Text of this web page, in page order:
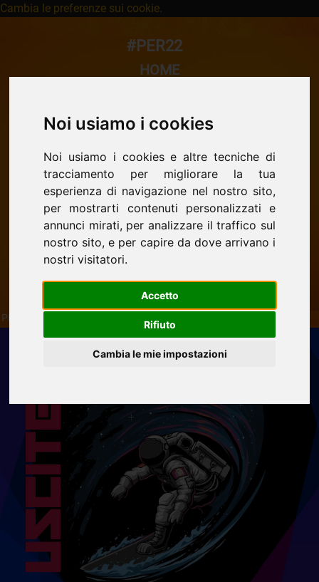
Noi usiamo i cookies
Noi usiamo i cookies e altre tecniche di
tracciamento per migliorare la tua
esperienza di navigazione nel nostro sito,
per mostrarti contenuti personalizzati e
annunci mirati, per analizzare il traffico sul
nostro sito, e per capire da dove arrivano i
nostri visitatori.
Accetto
Rifiuto
Cambia le mie impostazioni
Cambia le preferenze sui cookie.
#PER22
HOME
LA NOSTRA STORIA
ORATORIO
SCUOLA
CINEMA
CONTATTI
PROPOSTA ESTATE RAGAZZI Oratorio don Bosco